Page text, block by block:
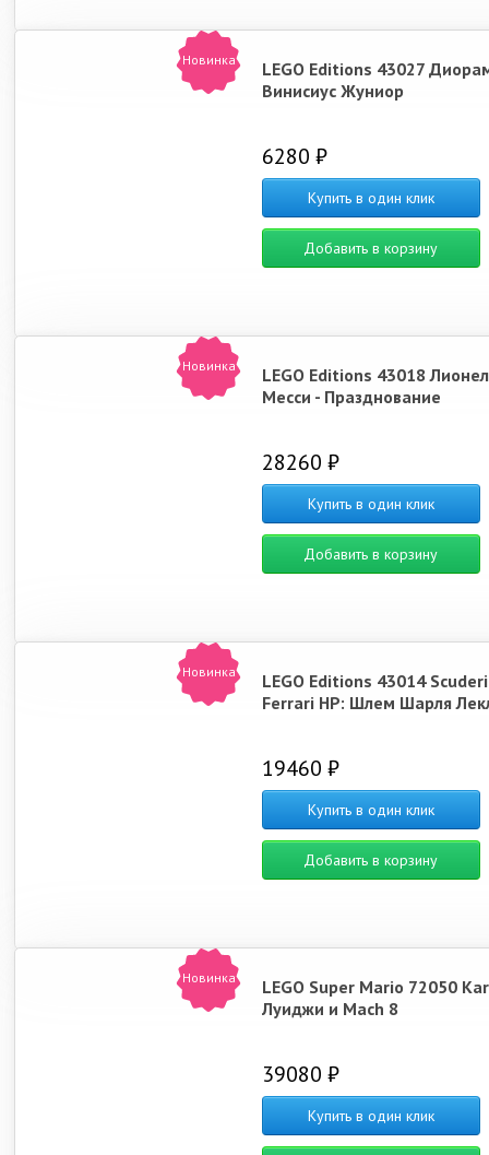
Новинка
LEGO Editions 43027
Винисиус Жуниор
6280 ₽
Купить в один клик
Добавить в корзину
Новинка
LEGO Editions 43018
Месси - Празднование
28260 ₽
Купить в один клик
Добавить в корзину
Новинка
LEGO Editions 43014
Ferrari HP: Шлем Шарля
19460 ₽
Купить в один клик
Добавить в корзину
Новинка
LEGO Super Mario 72050
Луиджи и Mach 8
39080 ₽
Купить в один клик